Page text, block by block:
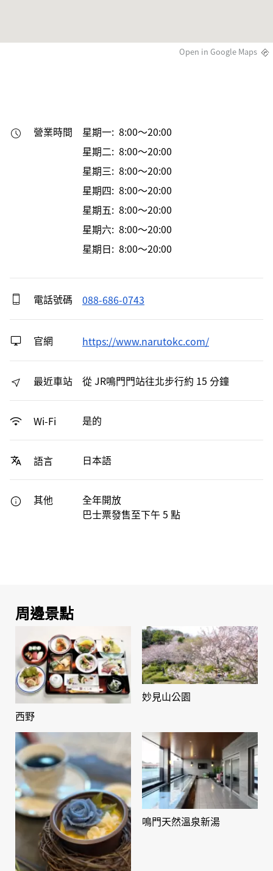
Open in Google Maps
營業時間
星期一: 8:00～20:00
星期二: 8:00～20:00
星期三: 8:00～20:00
星期四: 8:00～20:00
星期五: 8:00～20:00
星期六: 8:00～20:00
星期日: 8:00～20:00
電話號碼 088-686-0743
官網 https://www.narutokc.com/
最近車站 從 JR鳴門門站往北步行約 15 分鐘
Wi-Fi 是的
語言 日本語
其他
全年開放
巴士票發售至下午 5 點
周邊景點
西野
妙見山公園
鳴門天然溫泉新湯